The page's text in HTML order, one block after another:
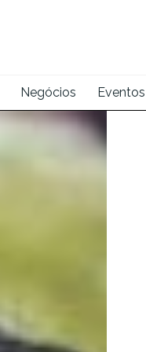
Negócios Eventos